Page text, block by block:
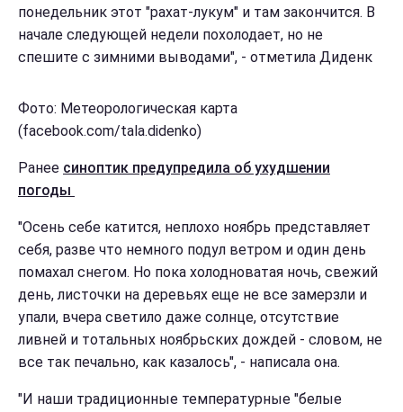
понедельник этот "рахат-лукум" и там закончится. В
начале следующей недели похолодает, но не
спешите с зимними выводами", - отметила Диденк
Фото: Метеорологическая карта
(facebook.com/tala.didenko)
Ранее синоптик предупредила об ухудшении
погоды
"Осень себе катится, неплохо ноябрь представляет
себя, разве что немного подул ветром и один день
помахал снегом. Но пока холодноватая ночь, свежий
день, листочки на деревьях еще не все замерзли и
упали, вчера светило даже солнце, отсутствие
ливней и тотальных ноябрьских дождей - словом, не
все так печально, как казалось", - написала она.
"И наши традиционные температурные "белые